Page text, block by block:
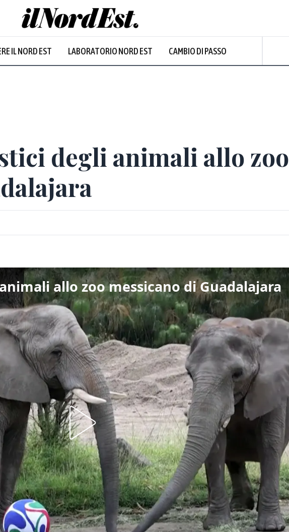
IL NORD EST LABORATORIO NORD EST CAMBIO DI PASSO
Nuvoloso
degli animali allo zoo
allo zoo messicano di Guadalajara